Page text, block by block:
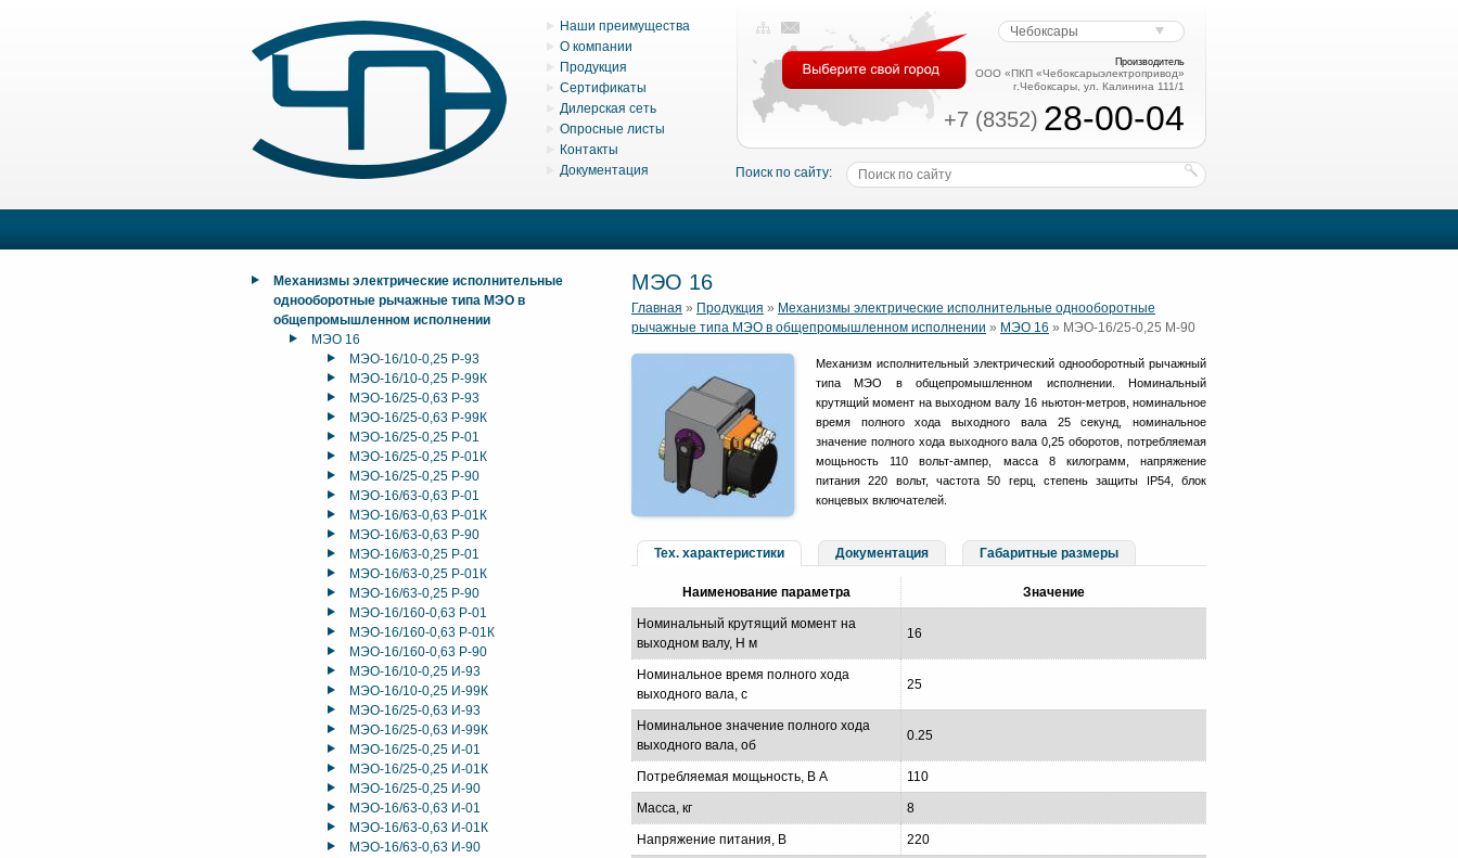
Наши преимущества
О компании
Продукция
Сертификаты
Дилерская сеть
Опросные листы
Контакты
Документация
Поиск по сайту:
Чебоксары
Производитель
ООО «ПКП «Чебоксарыэлектропривод»
г.Чебоксары, ул. Калинина 111/1
+7 (8352) 28-00-04
Механизмы электрические исполнительные
однооборотные рычажные типа МЭО в
общепромышленном исполнении
МЭО 16
МЭО-16/10-0,25 Р-93
МЭО-16/10-0,25 Р-99К
МЭО-16/25-0,63 Р-93
МЭО-16/25-0,63 Р-99К
МЭО-16/25-0,25 Р-01
МЭО-16/25-0,25 Р-01К
МЭО-16/25-0,25 Р-90
МЭО-16/63-0,63 Р-01
МЭО-16/63-0,63 Р-01К
МЭО-16/63-0,63 Р-90
МЭО-16/63-0,25 Р-01
МЭО-16/63-0,25 Р-01К
МЭО-16/63-0,25 Р-90
МЭО-16/160-0,63 Р-01
МЭО-16/160-0,63 Р-01К
МЭО-16/160-0,63 Р-90
МЭО-16/10-0,25 И-93
МЭО-16/10-0,25 И-99К
МЭО-16/25-0,63 И-93
МЭО-16/25-0,63 И-99К
МЭО-16/25-0,25 И-01
МЭО-16/25-0,25 И-01К
МЭО-16/25-0,25 И-90
МЭО-16/63-0,63 И-01
МЭО-16/63-0,63 И-01К
МЭО-16/63-0,63 И-90
МЭО 16
Главная » Продукция » Механизмы электрические исполнительные однооборотные
рычажные типа МЭО в общепромышленном исполнении » МЭО 16 » МЭО-16/25-0,25 М-90
Механизм исполнительный электрический однооборотный рычажный
типа МЭО в общепромышленном исполнении. Номинальный
крутящий момент на выходном валу 16 ньютон-метров, номинальное
время полного хода выходного вала 25 секунд, номинальное
значение полного хода выходного вала 0,25 оборотов, потребляемая
мощьность 110 вольт-ампер, масса 8 килограмм, напряжение
питания 220 вольт, частота 50 герц, степень защиты IP54, блок
концевых включателей.
Тех. характеристики Документация Габаритные размеры
Наименование параметра Значение
Номинальный крутящий момент на
выходном валу, Н м
16
Номинальное время полного хода
выходного вала, с
25
Номинальное значение полного хода
выходного вала, об
0.25
Потребляемая мощьность, В А 110
Масса, кг 8
Напряжение питания, В 220